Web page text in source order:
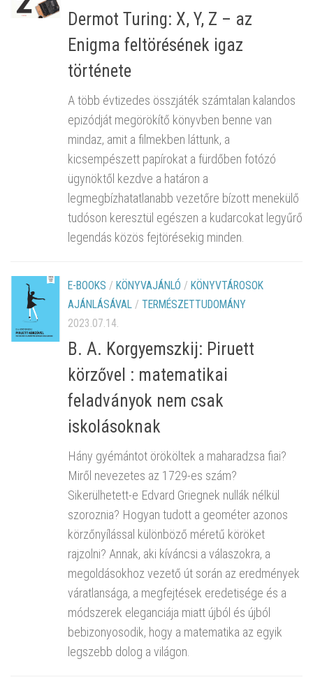
Dermot Turing: X, Y, Z – az
Enigma feltörésének igaz
története
A több évtizedes összjáték számtalan kalandos
epizódját megörökítő könyvben benne van
mindaz, amit a filmekben láttunk, a
kicsempészett papírokat a fürdőben fotózó
ügynöktől kezdve a határon a
legmegbízhatatlanabb vezetőre bízott menekülő
tudóson keresztül egészen a kudarcokat legyűrő
legendás közös fejtörésekig minden.
E-BOOKS / KÖNYVAJÁNLÓ / KÖNYVTÁROSOK
AJÁNLÁSÁVAL / TERMÉSZETTUDOMÁNY
2023.07.14.
B. A. Korgyemszkij: Piruett
körzővel : matematikai
feladványok nem csak
iskolásoknak
Hány gyémántot örököltek a maharadzsa fiai?
Miről nevezetes az 1729-es szám?
Sikerülhetett-e Edvard Griegnek nullák nélkül
szoroznia? Hogyan tudott a geométer azonos
körzőnyílással különböző méretű köröket
rajzolni? Annak, aki kíváncsi a válaszokra, a
megoldásokhoz vezető út során az eredmények
váratlansága, a megfejtések eredetisége és a
módszerek eleganciája miatt újból és újból
bebizonyosodik, hogy a matematika az egyik
legszebb dolog a világon.